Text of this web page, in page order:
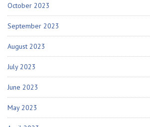
October 2023
September 2023
August 2023
July 2023
June 2023
May 2023